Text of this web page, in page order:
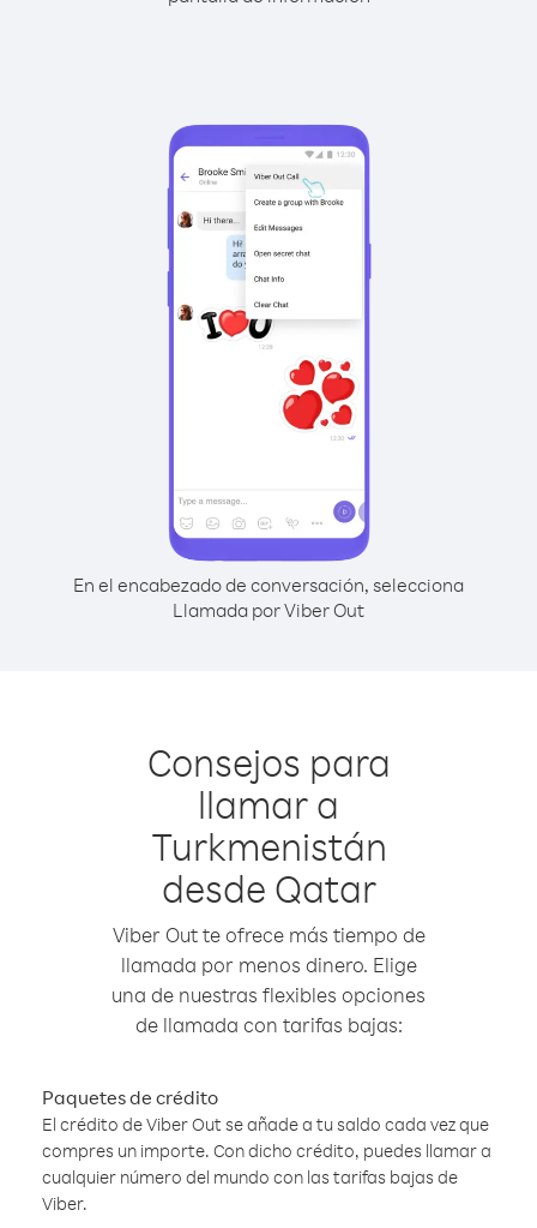
En el encabezado de conversación, selecciona
Llamada por Viber Out
Consejos para
llamar a
Turkmenistán
desde Qatar
Viber Out te ofrece más tiempo de
llamada por menos dinero. Elige
una de nuestras flexibles opciones
de llamada con tarifas bajas:
Paquetes de crédito
El crédito de Viber Out se añade a tu saldo cada vez que
compres un importe. Con dicho crédito, puedes llamar a
cualquier número del mundo con las tarifas bajas de
Viber.